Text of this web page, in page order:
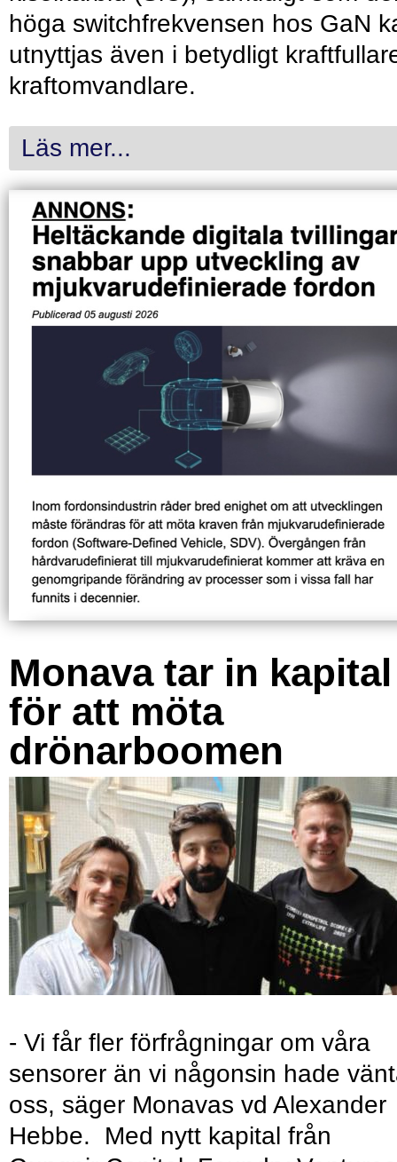
höga switchfrekvensen hos GaN
utnyttjas även i betydligt
kraftomvandlare.
Läs mer...
Monava tar in kapital
för att möta
drönarboomen
- Vi får fler förfrågningar om våra
sensorer än vi någonsin hade
oss, säger Monavas vd Alexander
Hebbe. Med nytt kapital från